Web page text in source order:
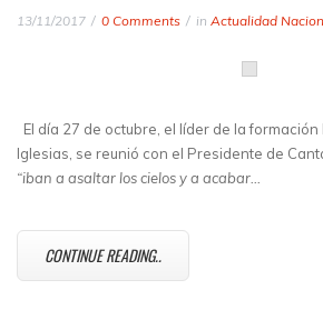
13/11/2017 0 Comments in Actualidad
El día 27 de octubre, el líder de la
Iglesias, se reunió con el Presidente de
“iban a asaltar los cielos y a acabar…
CONTINUE READING..